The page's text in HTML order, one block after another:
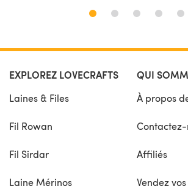
EXPLOREZ LOVECRAFTS
Laines & Files
Fil Rowan
Fil Sirdar
Laine Mérinos
QUI
À propos
Affiliés
Vendez